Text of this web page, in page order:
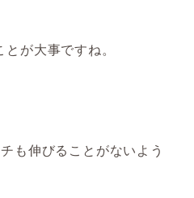
が大事ですね。
も伸びることがないよう